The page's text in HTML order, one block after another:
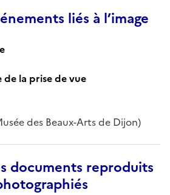
liés à l’image
de la prise de vue
des Beaux-Arts de Dijon)
documents reproduits